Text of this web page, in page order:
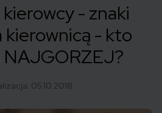
- znaki
kierownicą - kto
NAJGORZEJ?
05.10.2018